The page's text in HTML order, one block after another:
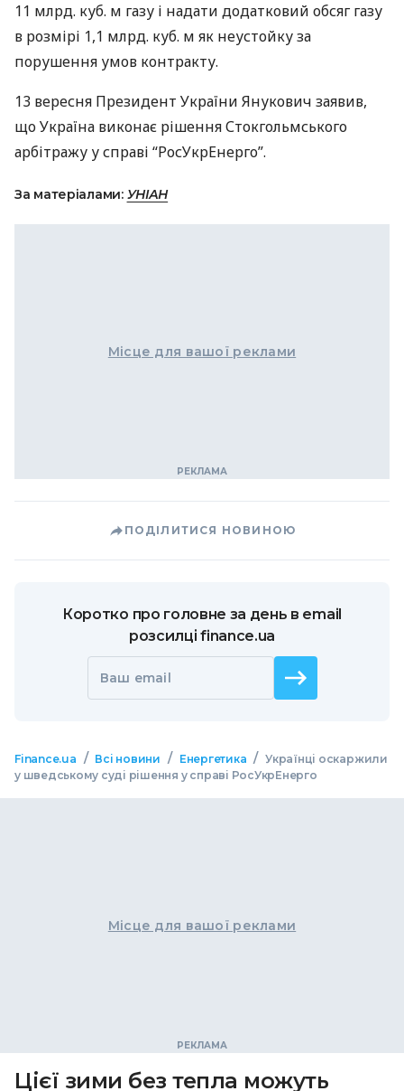
11 млрд. куб. м газу і надати додатковий обсяг газу
в розмірі 1,1 млрд. куб. м як неустойку за
порушення умов контракту.
13 вересня Президент України Янукович заявив,
що Україна виконає рішення Стокгольмського
арбітражу у справі “РосУкрЕнерго”.
За матеріалами: УНІАН
Місце для вашої реклами
ПОДІЛИТИСЯ НОВИНОЮ
Коротко про головне за день в email
розсилці finance.ua
Ваш email
Finance.ua / Всі новини / Енергетика / Українці оскаржили
у шведському суді рішення у справі РосУкрЕнерго
Місце для вашої реклами
Цієї зими без тепла можуть